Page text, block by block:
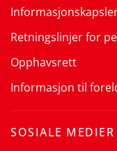
Retningslinjer for
Opphavsrett
Informasjon til
SOSIALE MEDIER